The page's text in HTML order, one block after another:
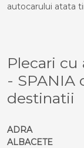
autocarului atata
Plecari cu
- SPANIA
destinatii
ADRA
ALBACETE